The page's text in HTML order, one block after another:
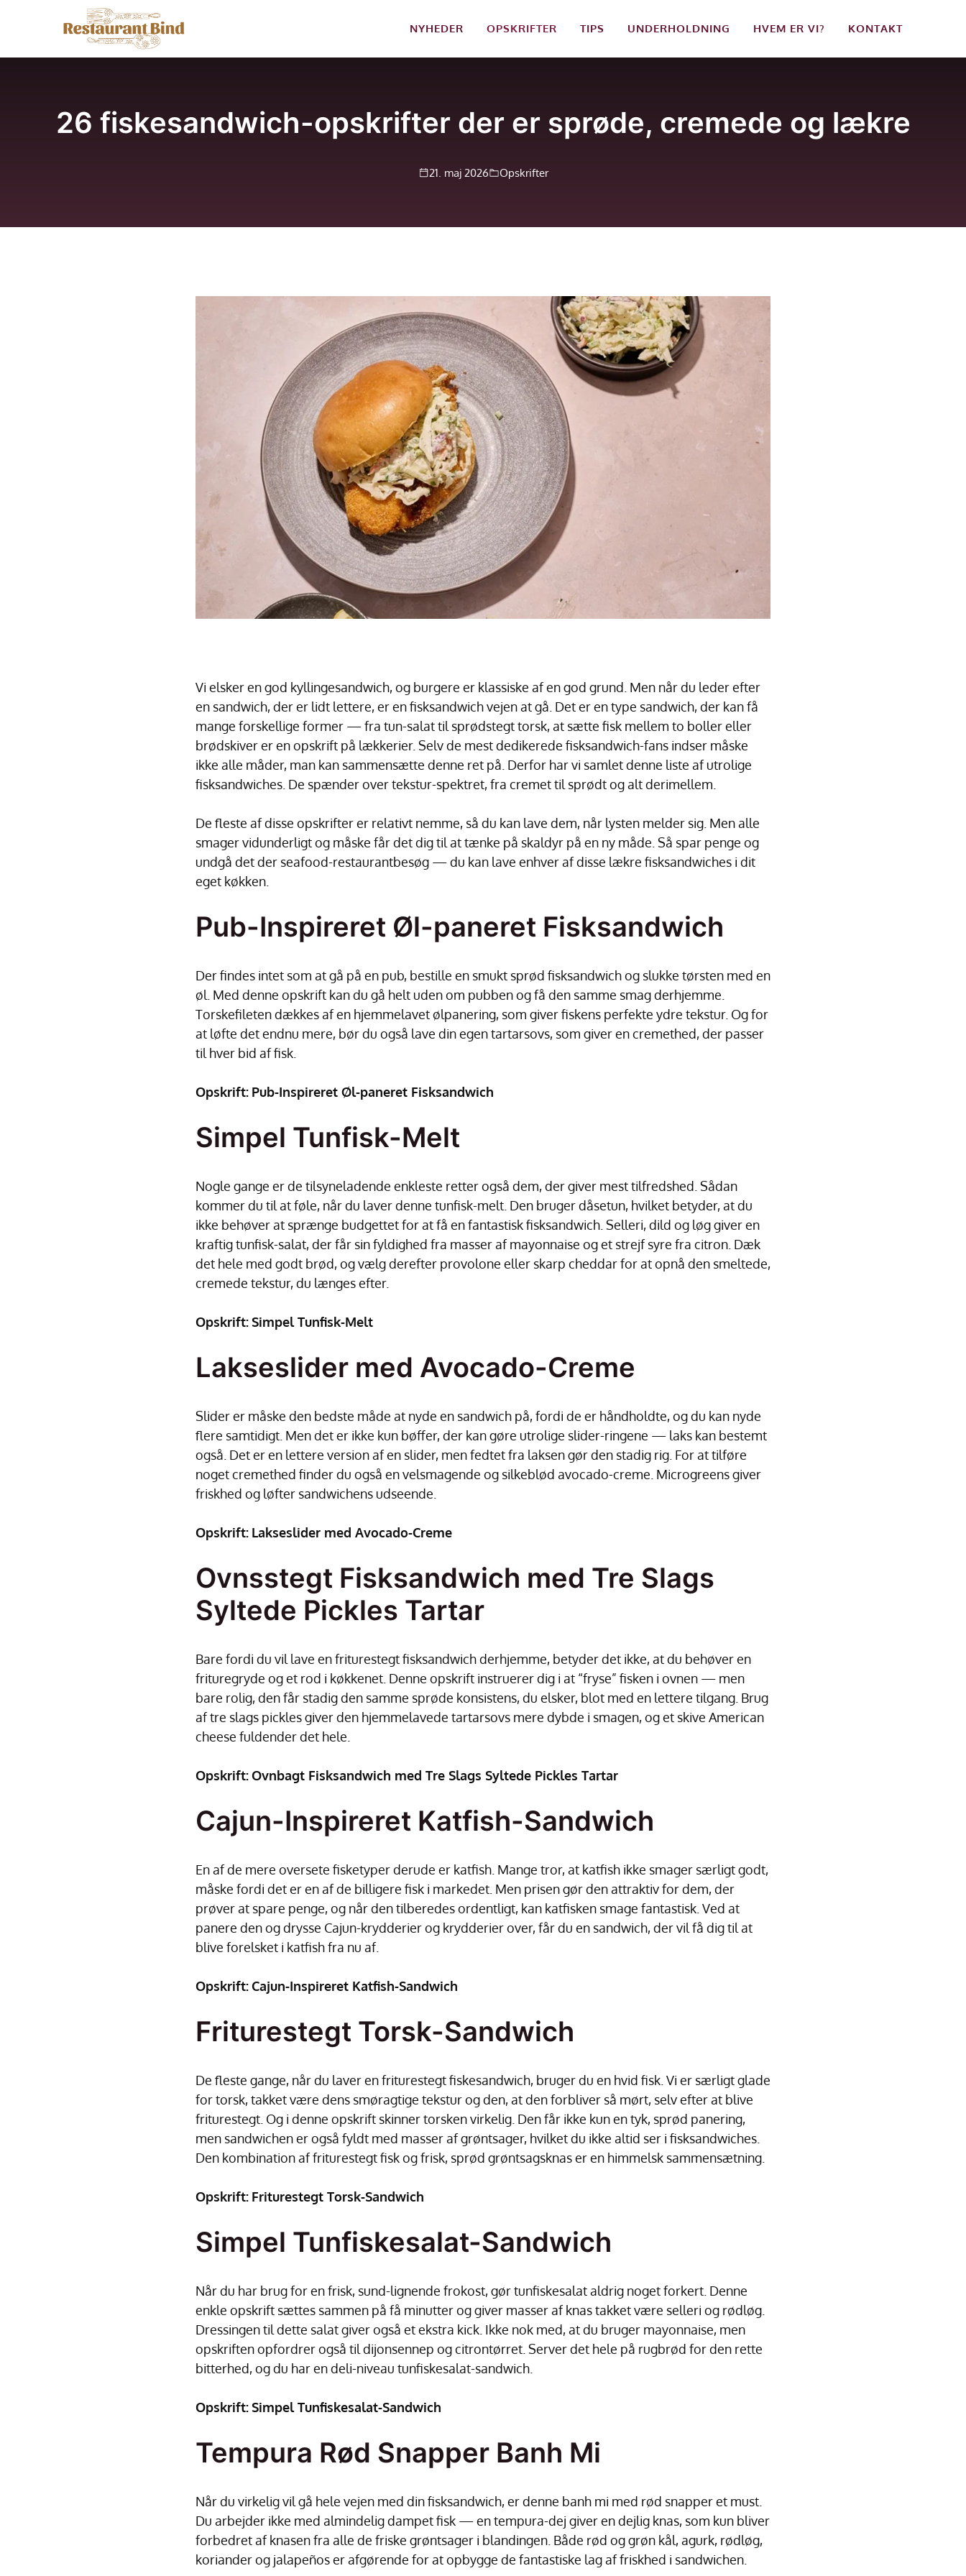
NYHEDER OPSKRIFTER TIPS UNDERHOLDNING HVEM ER VI? KONTAKT
26 fiskesandwich-opskrifter der er sprøde, cremede og lækre
21. maj 2026 Opskrifter
Vi elsker en god kyllingesandwich, og burgere er klassiske af en god grund. Men når du leder efter
en sandwich, der er lidt lettere, er en fisksandwich vejen at gå. Det er en type sandwich, der kan få
mange forskellige former — fra tun-salat til sprødstegt torsk, at sætte fisk mellem to boller eller
brødskiver er en opskrift på lækkerier. Selv de mest dedikerede fisksandwich-fans indser måske
ikke alle måder, man kan sammensætte denne ret på. Derfor har vi samlet denne liste af utrolige
fisksandwiches. De spænder over tekstur-spektret, fra cremet til sprødt og alt derimellem.
De fleste af disse opskrifter er relativt nemme, så du kan lave dem, når lysten melder sig. Men alle
smager vidunderligt og måske får det dig til at tænke på skaldyr på en ny måde. Så spar penge og
undgå det der seafood-restaurantbesøg — du kan lave enhver af disse lækre fisksandwiches i dit
eget køkken.
Pub-Inspireret Øl-paneret Fisksandwich
Der findes intet som at gå på en pub, bestille en smukt sprød fisksandwich og slukke tørsten med en
øl. Med denne opskrift kan du gå helt uden om pubben og få den samme smag derhjemme.
Torskefileten dækkes af en hjemmelavet ølpanering, som giver fiskens perfekte ydre tekstur. Og for
at løfte det endnu mere, bør du også lave din egen tartarsovs, som giver en cremethed, der passer
til hver bid af fisk.
Opskrift: Pub-Inspireret Øl-paneret Fisksandwich
Simpel Tunfisk-Melt
Nogle gange er de tilsyneladende enkleste retter også dem, der giver mest tilfredshed. Sådan
kommer du til at føle, når du laver denne tunfisk-melt. Den bruger dåsetun, hvilket betyder, at du
ikke behøver at sprænge budgettet for at få en fantastisk fisksandwich. Selleri, dild og løg giver en
kraftig tunfisk-salat, der får sin fyldighed fra masser af mayonnaise og et strejf syre fra citron. Dæk
det hele med godt brød, og vælg derefter provolone eller skarp cheddar for at opnå den smeltede,
cremede tekstur, du længes efter.
Opskrift: Simpel Tunfisk-Melt
Lakseslider med Avocado-Creme
Slider er måske den bedste måde at nyde en sandwich på, fordi de er håndholdte, og du kan nyde
flere samtidigt. Men det er ikke kun bøffer, der kan gøre utrolige slider-ringene — laks kan bestemt
også. Det er en lettere version af en slider, men fedtet fra laksen gør den stadig rig. For at tilføre
noget cremethed finder du også en velsmagende og silkeblød avocado-creme. Microgreens giver
friskhed og løfter sandwichens udseende.
Opskrift: Lakseslider med Avocado-Creme
Ovnsstegt Fisksandwich med Tre Slags
Syltede Pickles Tartar
Bare fordi du vil lave en friturestegt fisksandwich derhjemme, betyder det ikke, at du behøver en
frituregryde og et rod i køkkenet. Denne opskrift instruerer dig i at “fryse” fisken i ovnen — men
bare rolig, den får stadig den samme sprøde konsistens, du elsker, blot med en lettere tilgang. Brug
af tre slags pickles giver den hjemmelavede tartarsovs mere dybde i smagen, og et skive American
cheese fuldender det hele.
Opskrift:Ovnbagt Fisksandwich med Tre Slags Syltede Pickles Tartar
Cajun-Inspireret Katfish-Sandwich
En af de mere oversete fisketyper derude er katfish. Mange tror, at katfish ikke smager særligt godt,
måske fordi det er en af de billigere fisk i markedet. Men prisen gør den attraktiv for dem, der
prøver at spare penge, og når den tilberedes ordentligt, kan katfisken smage fantastisk. Ved at
panere den og drysse Cajun-krydderier og krydderier over, får du en sandwich, der vil få dig til at
blive forelsket i katfish fra nu af.
Opskrift:Cajun-Inspireret Katfish-Sandwich
Friturestegt Torsk-Sandwich
De fleste gange, når du laver en friturestegt fiskesandwich, bruger du en hvid fisk. Vi er særligt glade
for torsk, takket være dens smøragtige tekstur og den, at den forbliver så mørt, selv efter at blive
friturestegt. Og i denne opskrift skinner torsken virkelig. Den får ikke kun en tyk, sprød panering,
men sandwichen er også fyldt med masser af grøntsager, hvilket du ikke altid ser i fisksandwiches.
Den kombination af friturestegt fisk og frisk, sprød grøntsagsknas er en himmelsk sammensætning.
Opskrift: Friturestegt Torsk-Sandwich
Simpel Tunfiskesalat-Sandwich
Når du har brug for en frisk, sund-lignende frokost, gør tunfiskesalat aldrig noget forkert. Denne
enkle opskrift sættes sammen på få minutter og giver masser af knas takket være selleri og rødløg.
Dressingen til dette salat giver også et ekstra kick. Ikke nok med, at du bruger mayonnaise, men
opskriften opfordrer også til dijonsennep og citrontørret. Server det hele på rugbrød for den rette
bitterhed, og du har en deli-niveau tunfiskesalat-sandwich.
Opskrift: Simpel Tunfiskesalat-Sandwich
Tempura Rød Snapper Banh Mi
Når du virkelig vil gå hele vejen med din fisksandwich, er denne banh mi med rød snapper et must.
Du arbejder ikke med almindelig dampet fisk — en tempura-dej giver en dejlig knas, som kun bliver
forbedret af knasen fra alle de friske grøntsager i blandingen. Både rød og grøn kål, agurk, rødløg,
koriander og jalapeños er afgørende for at opbygge de fantastiske lag af friskhed i sandwichen.